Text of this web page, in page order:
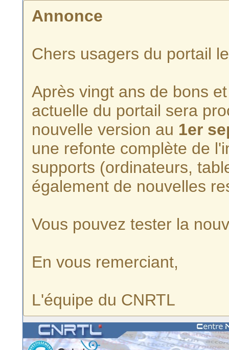
Annonce
Chers usagers du portail
Après vingt ans de bons
actuelle du portail sera
nouvelle version au 1er
une refonte complète de
supports (ordinateurs,
également de nouvelles
Vous pouvez tester la
En vous remerciant,
L'équipe du CNRTL